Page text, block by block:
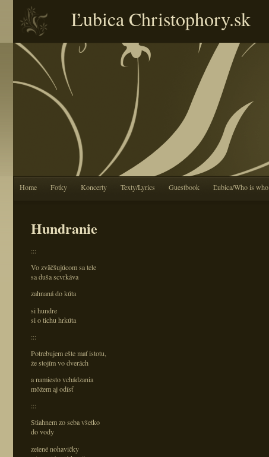
Ľubica Christophory.sk
Home Fotky Koncerty Texty/Lyrics Guestbook Ľubica/Who is who
Hundranie
:::
Vo zväčšujúcom sa tele
sa duša scvrkáva
zahnaná do kúta
si hundre
si o tichu hrkúta
:::
Potrebujem ešte mať istotu,
že stojím vo dverách
a namiesto vchádzania
môžem aj odísť
:::
Stiahnem zo seba všetko
do vody
zelené nohavičky